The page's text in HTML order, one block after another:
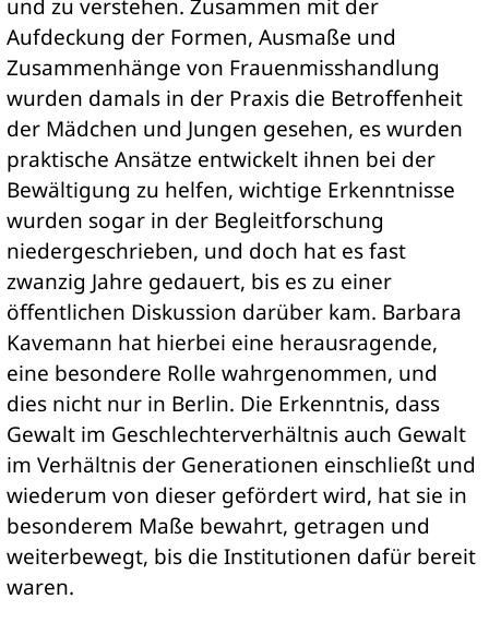
und zu verstehen. Zusammen mit der
Aufdeckung der Formen, Ausmaße und
Zusammenhänge von Frauenmisshandlung
wurden damals in der Praxis die Betroffenheit
der Mädchen und Jungen gesehen, es wurden
praktische Ansätze entwickelt ihnen bei der
Bewältigung zu helfen, wichtige Erkenntnisse
wurden sogar in der Begleitforschung
niedergeschrieben, und doch hat es fast
zwanzig Jahre gedauert, bis es zu einer
öffentlichen Diskussion darüber kam. Barbara
Kavemann hat hierbei eine herausragende,
eine besondere Rolle wahrgenommen, und
dies nicht nur in Berlin. Die Erkenntnis, dass
Gewalt im Geschlechterverhältnis auch Gewalt
im Verhältnis der Generationen einschließt und
wiederum von dieser gefördert wird, hat sie in
besonderem Maße bewahrt, getragen und
weiterbewegt, bis die Institutionen dafür bereit
waren.